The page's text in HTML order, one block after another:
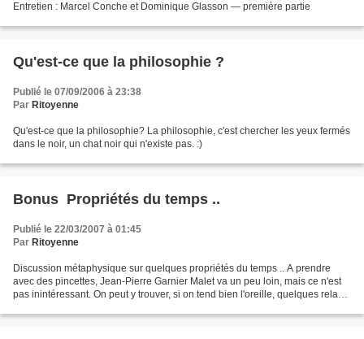
Entretien : Marcel Conche et Dominique Glasson — première partie
Qu'est-ce que la philosophie ?
Publié le 07/09/2006 à 23:38
Par Ritoyenne
Qu'est-ce que la philosophie? La philosophie, c'est chercher les yeux fermés
dans le noir, un chat noir qui n'existe pas. :)
Bonus  Propriétés du temps ..
Publié le 22/03/2007 à 01:45
Par Ritoyenne
Discussion métaphysique sur quelques propriétés du temps .. A prendre
avec des pincettes, Jean-Pierre Garnier Malet va un peu loin, mais ce n'est
pas inintéressant. On peut y trouver, si on tend bien l'oreille, quelques relans